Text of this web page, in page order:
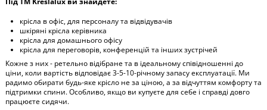
крісла в офіс, для персоналу та відвідувачів
шкіряні крісла керівника
крісла для домашнього офісу
крісла для переговорів, конференцій та інших зустрічей
Кожне з них - ретельно відібране та в ідеальному співідношенні до
ціни, коли вартість відповідає 3-5-10-річному запасу експлуатації. Ми
радимо обирати будь-яке крісло не за ціною, а за відчуттям комфорту та
підтримки спини. Особливо, якщо ви купуєте для себе і справді довго
працюєте сидячи.